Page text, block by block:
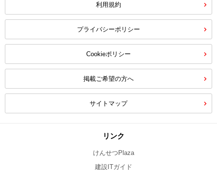
利用規約
プライバシーポリシー
Cookieポリシー
掲載ご希望の方へ
サイトマップ
リンク
けんせつPlaza
建設ITガイド